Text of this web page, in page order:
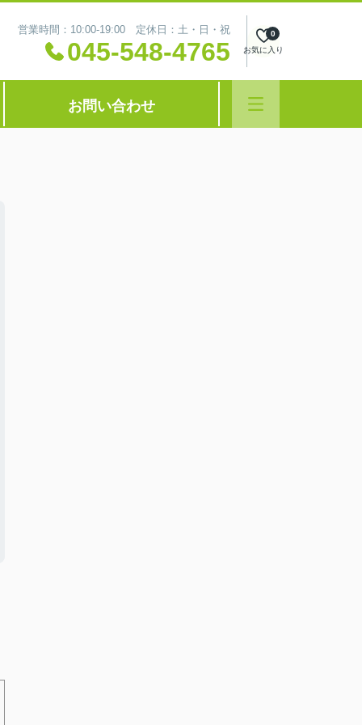
営業時間：10:00-19:00 定休日：土・日・祝
045-548-4765 お気に入り
0
お問い合わせ